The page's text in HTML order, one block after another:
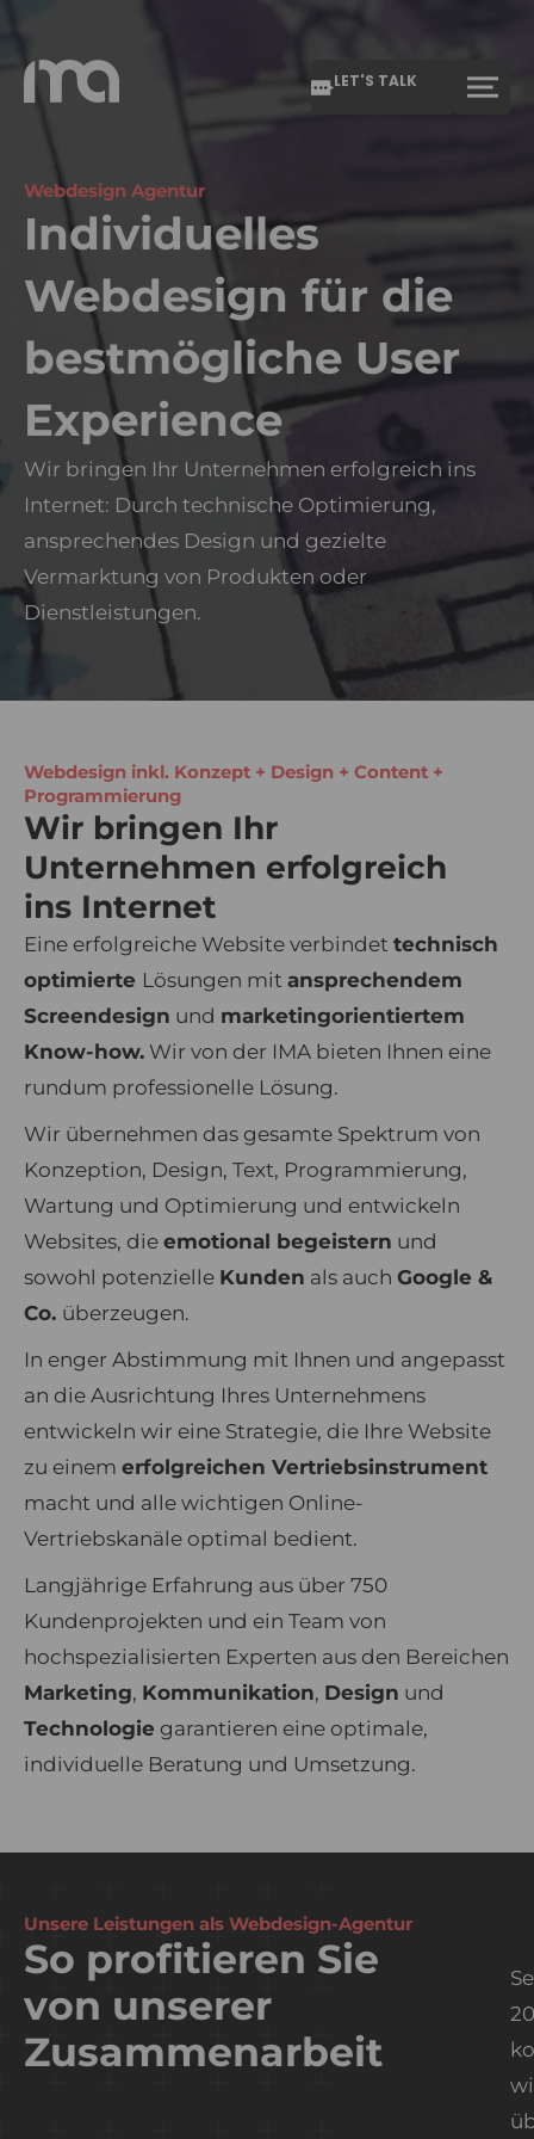
LET'S TALK
Webdesign Agentur
Individuelles
Webdesign für die
bestmögliche User
Experience
Wir bringen Ihr Unternehmen erfolgreich ins
Internet: Durch technische Optimierung,
ansprechendes Design und gezielte
Vermarktung von Produkten oder
Dienstleistungen.
Webdesign inkl. Konzept + Design + Content +
Programmierung
Wir bringen Ihr
Unternehmen erfolgreich
ins Internet
Eine erfolgreiche Website verbindet technisch
optimierte Lösungen mit ansprechendem
Screendesign und marketingorientiertem
Know-how. Wir von der IMA bieten Ihnen eine
rundum professionelle Lösung.
Wir übernehmen das gesamte Spektrum von
Konzeption, Design, Text, Programmierung,
Wartung und Optimierung und entwickeln
Websites, die emotional begeistern und
sowohl potenzielle Kunden als auch Google &
Co. überzeugen.
In enger Abstimmung mit Ihnen und angepasst
an die Ausrichtung Ihres Unternehmens
entwickeln wir eine Strategie, die Ihre Website
zu einem erfolgreichen Vertriebsinstrument
macht und alle wichtigen Online-
Vertriebskanäle optimal bedient.
Langjährige Erfahrung aus über 750
Kundenprojekten und ein Team von
hochspezialisierten Experten aus den Bereichen
Marketing, Kommunikation, Design und
Technologie garantieren eine optimale,
individuelle Beratung und Umsetzung.
Unsere Leistungen als Webdesign-Agentur
So profitieren Sie
von unserer
Zusammenarbeit